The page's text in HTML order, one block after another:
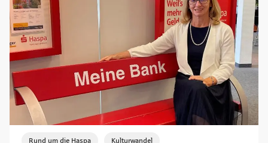
Rund um die Haspa Kulturwandel